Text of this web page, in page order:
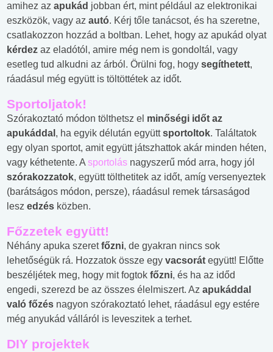
amihez az apukád jobban ért, mint például az elektronikai
eszközök, vagy az autó. Kérj tőle tanácsot, és ha szeretne,
csatlakozzon hozzád a boltban. Lehet, hogy az apukád olyat
kérdez az eladótól, amire még nem is gondoltál, vagy
esetleg tud alkudni az árból. Örülni fog, hogy segíthetett,
ráadásul még együtt is töltöttétek az időt.
Sportoljatok!
Szórakoztató módon tölthetsz el minőségi időt az
apukáddal , ha egyik délután együttsportoltok. Találtatok
egy olyan sportot, amit együtt játszhattok akár minden héten,
vagy kéthetente. A sportolás nagyszerű mód arra, hogy jól
szórakozzatok, együtt tölthetitek az időt, amíg versenyeztek
(barátságos módon, persze), ráadásul remek társaságod
lesz edzés közben.
Főzzetek együtt!
Néhány apuka szeretfőzni, de gyakran nincs sok
lehetőségük rá. Hozzatok össze egy vacsorát együtt! Előtte
beszéljétek meg, hogy mit fogtok főzni, és ha az időd
engedi, szerezd be az összes élelmiszert. Az apukáddal
való főzés nagyon szórakoztató lehet, ráadásul egy estére
még anyukád válláról is leveszitek a terhet.
DIY projektek